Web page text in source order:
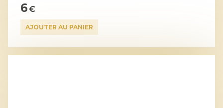
6€
AJOUTER AU PANIER